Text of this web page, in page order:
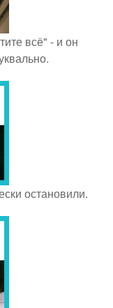
всё" - и он
остановили.